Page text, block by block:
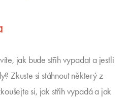
jak bude střih vypadat a jestli
Zkuste si stáhnout některý z
si, jak střih vypadá a jak